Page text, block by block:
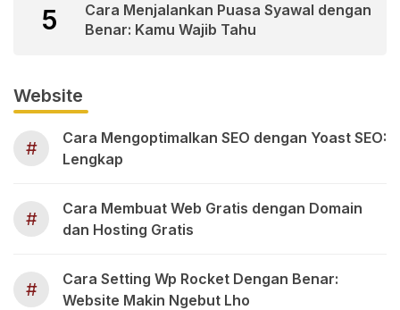
5
Cara Menjalankan Puasa Syawal dengan
Benar: Kamu Wajib Tahu
Website
#
Cara Mengoptimalkan SEO dengan Yoast SEO:
Lengkap
#
Cara Membuat Web Gratis dengan Domain
dan Hosting Gratis
#
Cara Setting Wp Rocket Dengan Benar:
Website Makin Ngebut Lho